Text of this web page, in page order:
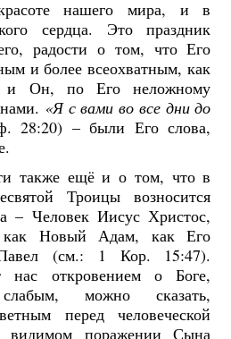
нашего мира, и в
сердца. Это праздник
радости о том, что Его
и более всеохватным, как
и Он, по Его неложному
«Я с вами во все дни до
28:20) – были Его слова,
также ещё и о том, что в
Троицы возносится
– Человек Иисус Христос,
Новый Адам, как Его
Павел (см.: 1 Кор. 15:47).
нас откровением о Боге,
можно сказать,
перед человеческой
поражении Сына